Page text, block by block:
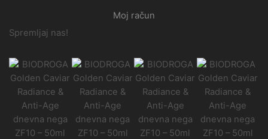
Moj račun
Spremljaj nas!